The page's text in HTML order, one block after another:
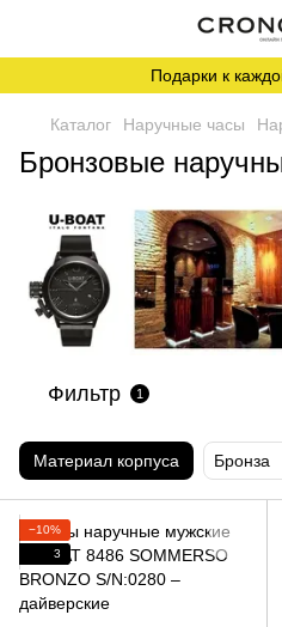
Подарки к
Каталог Наручные часы
Бронзовые
Фильтр 1
Материал корпуса Бронза
−10%
3